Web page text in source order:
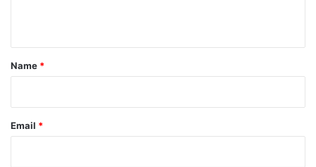
*
Name *
Email *